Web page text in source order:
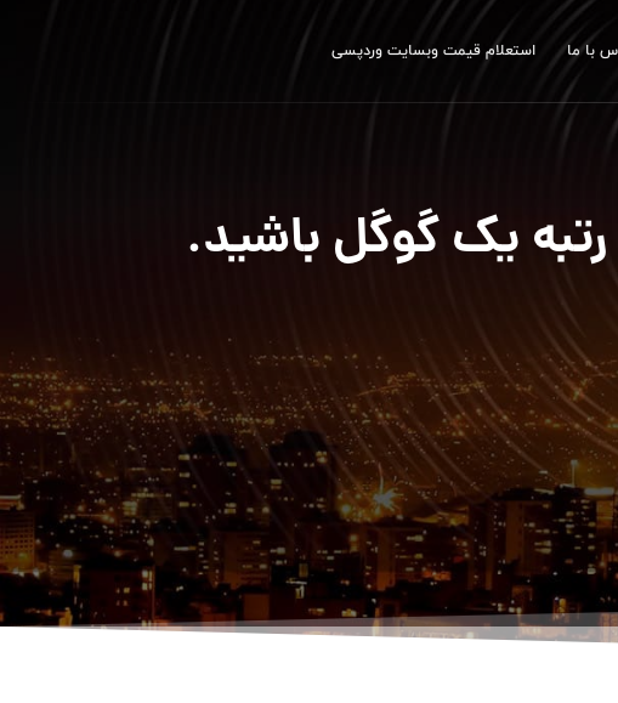
با ما استعلام قیمت وبسایت وردپسی
یک گوگل باشید.